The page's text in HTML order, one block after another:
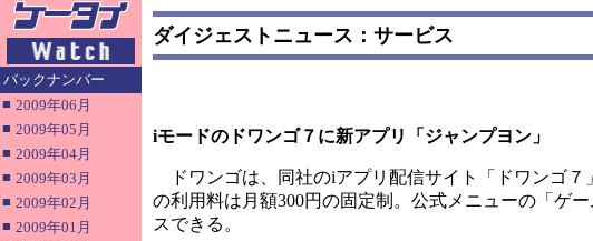
バックナンバー
■ 2009年06月
■ 2009年05月
■ 2009年04月
■ 2009年03月
■ 2009年02月
■ 2009年01月
ダイジェストニュース：サービス
iモードのドワンゴ７に新アプリ「ジャンプヨン」
ドワンゴは、同社のiアプリ配信サイト「ドワンゴ７
の利用料は月額300円の固定制。公式メニューの「
スできる。